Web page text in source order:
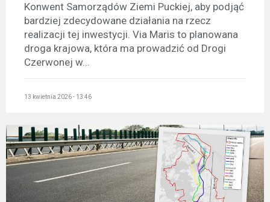
Konwent Samorządów Ziemi Puckiej, aby podjąć
bardziej zdecydowane działania na rzecz
realizacji tej inwestycji. Via Maris to planowana
droga krajowa, która ma prowadzić od Drogi
Czerwonej w...
13 kwietnia 2026 - 13:46